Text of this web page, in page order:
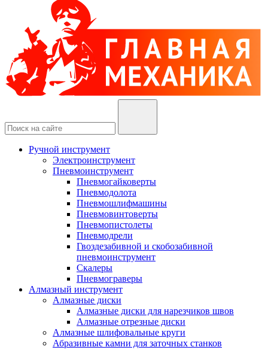
Ручной инструмент
Электроинструмент
Пневмоинструмент
Пневмогайковерты
Пневмодолота
Пневмошлифмашины
Пневмовинтоверты
Пневмопистолеты
Пневмодрели
Гвоздезабивной и скобозабивной
пневмоинструмент
Скалеры
Пневмограверы
Алмазный инструмент
Алмазные диски
Алмазные диски для нарезчиков швов
Алмазные отрезные диски
Алмазные шлифовальные круги
Абразивные камни для заточных станков